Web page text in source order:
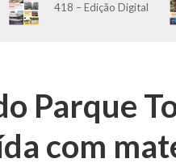
418 – Edição Digital
Parque
com